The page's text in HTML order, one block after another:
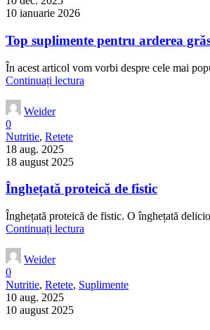
10 ianuarie 2026
Top suplimente pentru arderea
În acest articol vom vorbi despre cele mai
Continuați lectura
Weider
0
Nutritie, Retete
18 aug. 2025
18 august 2025
Înghețată proteică de fistic
Înghețată proteică de fistic. O înghețată
Continuați lectura
Weider
0
Nutritie, Retete, Suplimente
10 aug. 2025
10 august 2025